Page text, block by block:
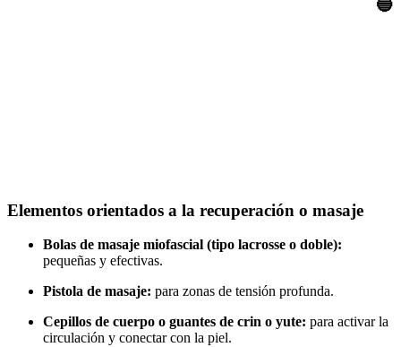
🔵
Elementos orientados a la recuperación o masaje
Bolas de masaje miofascial (tipo lacrosse o doble):
pequeñas y efectivas.
Pistola de masaje: para zonas de tensión profunda.
Cepillos de cuerpo o guantes de crin o yute: para activar la
circulación y conectar con la piel.